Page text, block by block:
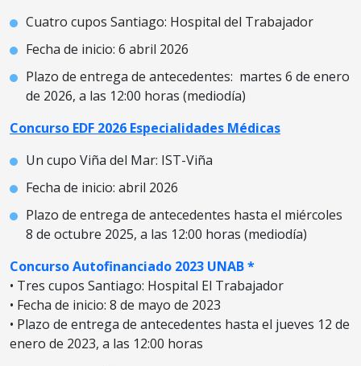
Cuatro cupos Santiago: Hospital del Trabajador
Fecha de inicio: 6 abril 2026
Plazo de entrega de antecedentes: martes 6 de enero
de 2026, a las 12:00 horas (mediodía)
Concurso EDF 2026 Especialidades Médicas
Un cupo Viña del Mar: IST-Viña
Fecha de inicio: abril 2026
Plazo de entrega de antecedentes hasta el miércoles
8 de octubre 2025, a las 12:00 horas (mediodía)
Concurso Autofinanciado 2023 UNAB *
• Tres cupos Santiago: Hospital El Trabajador
• Fecha de inicio: 8 de mayo de 2023
• Plazo de entrega de antecedentes hasta el jueves 12 de
enero de 2023, a las 12:00 horas